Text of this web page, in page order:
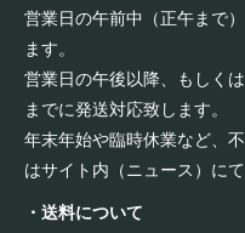
営業日の午前中（正午まで
ます。
営業日の午後以降、もしく
までに発送対応致します。
年末年始や臨時休業など、
はサイト内（ニュース）に
・送料について